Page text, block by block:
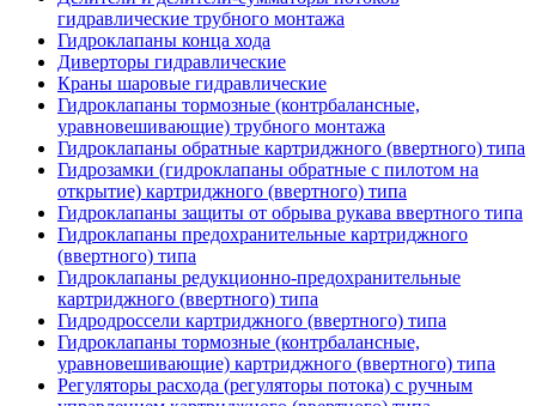
гидравлические трубного монтажа
Гидроклапаны конца хода
Диверторы гидравлические
Краны шаровые гидравлические
Гидроклапаны тормозные (контрбалансные,
уравновешивающие) трубного монтажа
Гидроклапаны обратные картриджного (ввертного) типа
Гидрозамки (гидроклапаны обратные с пилотом на
открытие) картриджного (ввертного) типа
Гидроклапаны защиты от обрыва рукава ввертного типа
Гидроклапаны предохранительные картриджного
(ввертного) типа
Гидроклапаны редукционно-предохранительные
картриджного (ввертного) типа
Гидродроссели картриджного (ввертного) типа
Гидроклапаны тормозные (контрбалансные,
уравновешивающие) картриджного (ввертного) типа
Регуляторы расхода (регуляторы потока) с ручным